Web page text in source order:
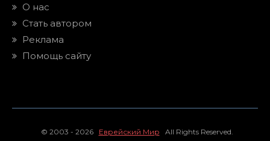
О нас
Стать автором
Реклама
Помощь сайту
© 2003 - 2026 Еврейский Мир All Rights Reserved.